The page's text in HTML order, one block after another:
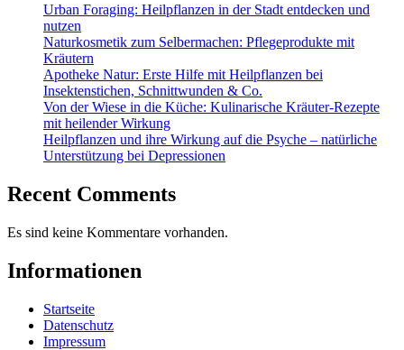
Urban Foraging: Heilpflanzen in der Stadt entdecken und
nutzen
Naturkosmetik zum Selbermachen: Pflegeprodukte mit
Kräutern
Apotheke Natur: Erste Hilfe mit Heilpflanzen bei
Insektenstichen, Schnittwunden & Co.
Von der Wiese in die Küche: Kulinarische Kräuter-Rezepte
mit heilender Wirkung
Heilpflanzen und ihre Wirkung auf die Psyche – natürliche
Unterstützung bei Depressionen
Recent Comments
Es sind keine Kommentare vorhanden.
Informationen
Startseite
Datenschutz
Impressum